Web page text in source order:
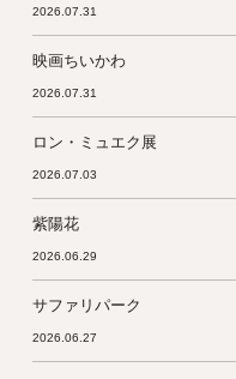
2026.07.31
映画ちいかわ
2026.07.31
ロン・ミュエク展
2026.07.03
紫陽花
2026.06.29
サファリパーク
2026.06.27